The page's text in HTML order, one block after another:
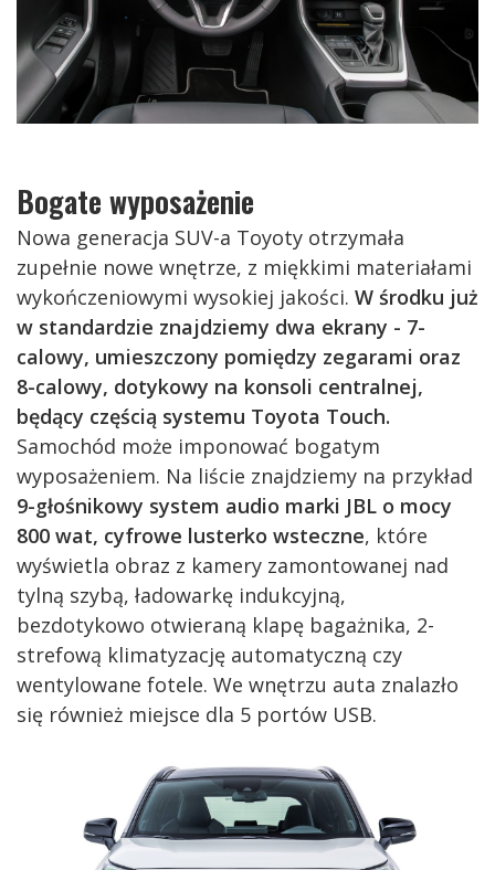
Bogate wyposażenie
Nowa generacja SUV-a Toyoty otrzymała
zupełnie nowe wnętrze, z miękkimi materiałami
wykończeniowymi wysokiej jakości. W środku już
w standardzie znajdziemy dwa ekrany - 7-
calowy, umieszczony pomiędzy zegarami oraz
8-calowy, dotykowy na konsoli centralnej,
będący częścią systemu Toyota Touch.
Samochód może imponować bogatym
wyposażeniem. Na liście znajdziemy na przykład
9-głośnikowy system audio marki JBL o mocy
800 wat, cyfrowe lusterko wsteczne, które
wyświetla obraz z kamery zamontowanej nad
tylną szybą, ładowarkę indukcyjną,
bezdotykowo otwieraną klapę bagażnika, 2-
strefową klimatyzację automatyczną czy
wentylowane fotele. We wnętrzu auta znalazło
się również miejsce dla 5 portów USB.